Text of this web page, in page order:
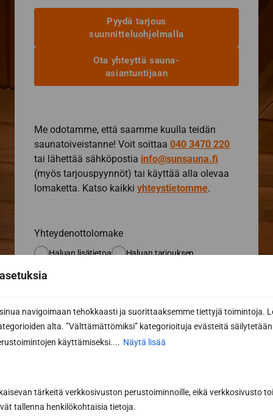
navigoimaan tehokkaasti ja suorittaaksemme tiettyjä toimintoja.
alta. ”Välttämättömiksi” kategorioituja evästeitä säilytetään
käyttämiseksi.... Näytä lisää
tärkeitä verkkosivuston perustoiminnoille, eikä verkkosivusto
tallenna henkilökohtaisia tietoja.
Pyydä tarjous
suunnitteluohjelmalla
Ota yhteyttä sauna-
asiantuntijaan
Me odotamme, että saamme kuulla teidän
saunatoiveistanne! Voit soittaa 040 3470 220
tai lähettää sähköpostia info@sunsauna.fi
(myös tarjouspyynnöt) tai käyttää alla olevaa
lomaketta. Katso kaikki yhteystietomme.
Yhteydenottolomake
Haluan lisätietoa Haluan tarjouksen
Sukunimi *
Puhelin